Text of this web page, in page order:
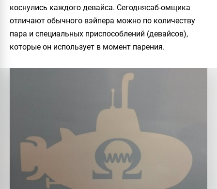
коснулись каждого девайса. Сегоднясаб-омщика
отличают обычного вэйпера можно по количеству
пара и специальных приспособлений (девайсов),
которые он использует в момент парения.